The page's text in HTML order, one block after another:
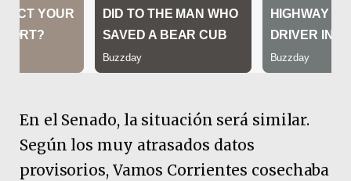
En el Senado, la situación será similar.
Según los muy atrasados datos
provisorios, Vamos Corrientes cosechaba